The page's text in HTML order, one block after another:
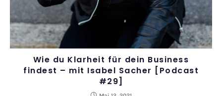
Wie du Klarheit für dein Business
findest – mit Isabel Sacher [Podcast
#29]